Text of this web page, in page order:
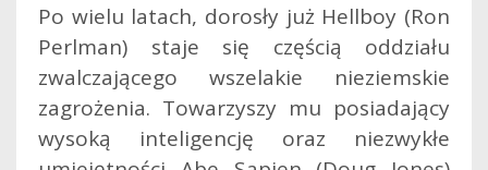
Po wielu latach, dorosły już Hellboy (Ron
Perlman) staje się częścią oddziału
zwalczającego wszelakie nieziemskie
zagrożenia. Towarzyszy mu posiadający
wysoką inteligencję oraz niezwykłe